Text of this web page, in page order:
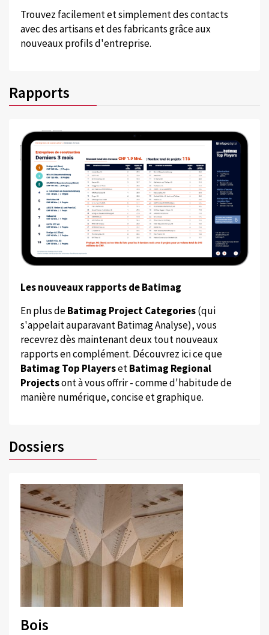
Trouvez facilement et simplement des contacts
avec des artisans et des fabricants grâce aux
nouveaux profils d'entreprise.
Rapports
Les nouveaux rapports de Batimag
En plus deBatimag Project Categories(qui
s'appelait auparavant Batimag Analyse), vous
recevrez dès maintenant deux tout nouveaux
rapports en complément. Découvrez ici ce que
Batimag Top PlayersetBatimag Regional
Projectsont à vous offrir - comme d'habitude de
manière numérique, concise et graphique.
Dossiers
Bois